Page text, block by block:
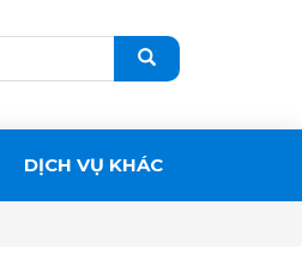
DỊCH VỤ KHÁC